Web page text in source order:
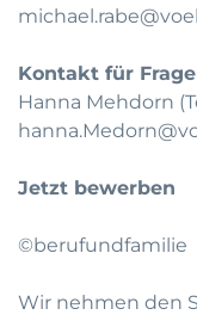
Kontakt für
Hanna Mehdorn
Jetzt bewerben
©berufundfamilie
Wir nehmen den